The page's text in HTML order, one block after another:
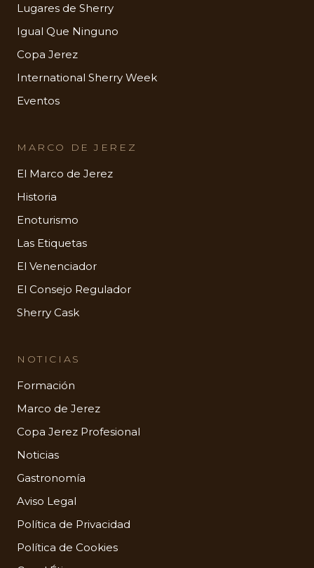
Lugares de Sherry
Igual Que Ninguno
Copa Jerez
International Sherry Week
Eventos
MARCO DE JEREZ
El Marco de Jerez
Historia
Enoturismo
Las Etiquetas
El Venenciador
El Consejo Regulador
Sherry Cask
NOTICIAS
Formación
Marco de Jerez
Copa Jerez Profesional
Noticias
Gastronomía
Aviso Legal
Política de Privacidad
Política de Cookies